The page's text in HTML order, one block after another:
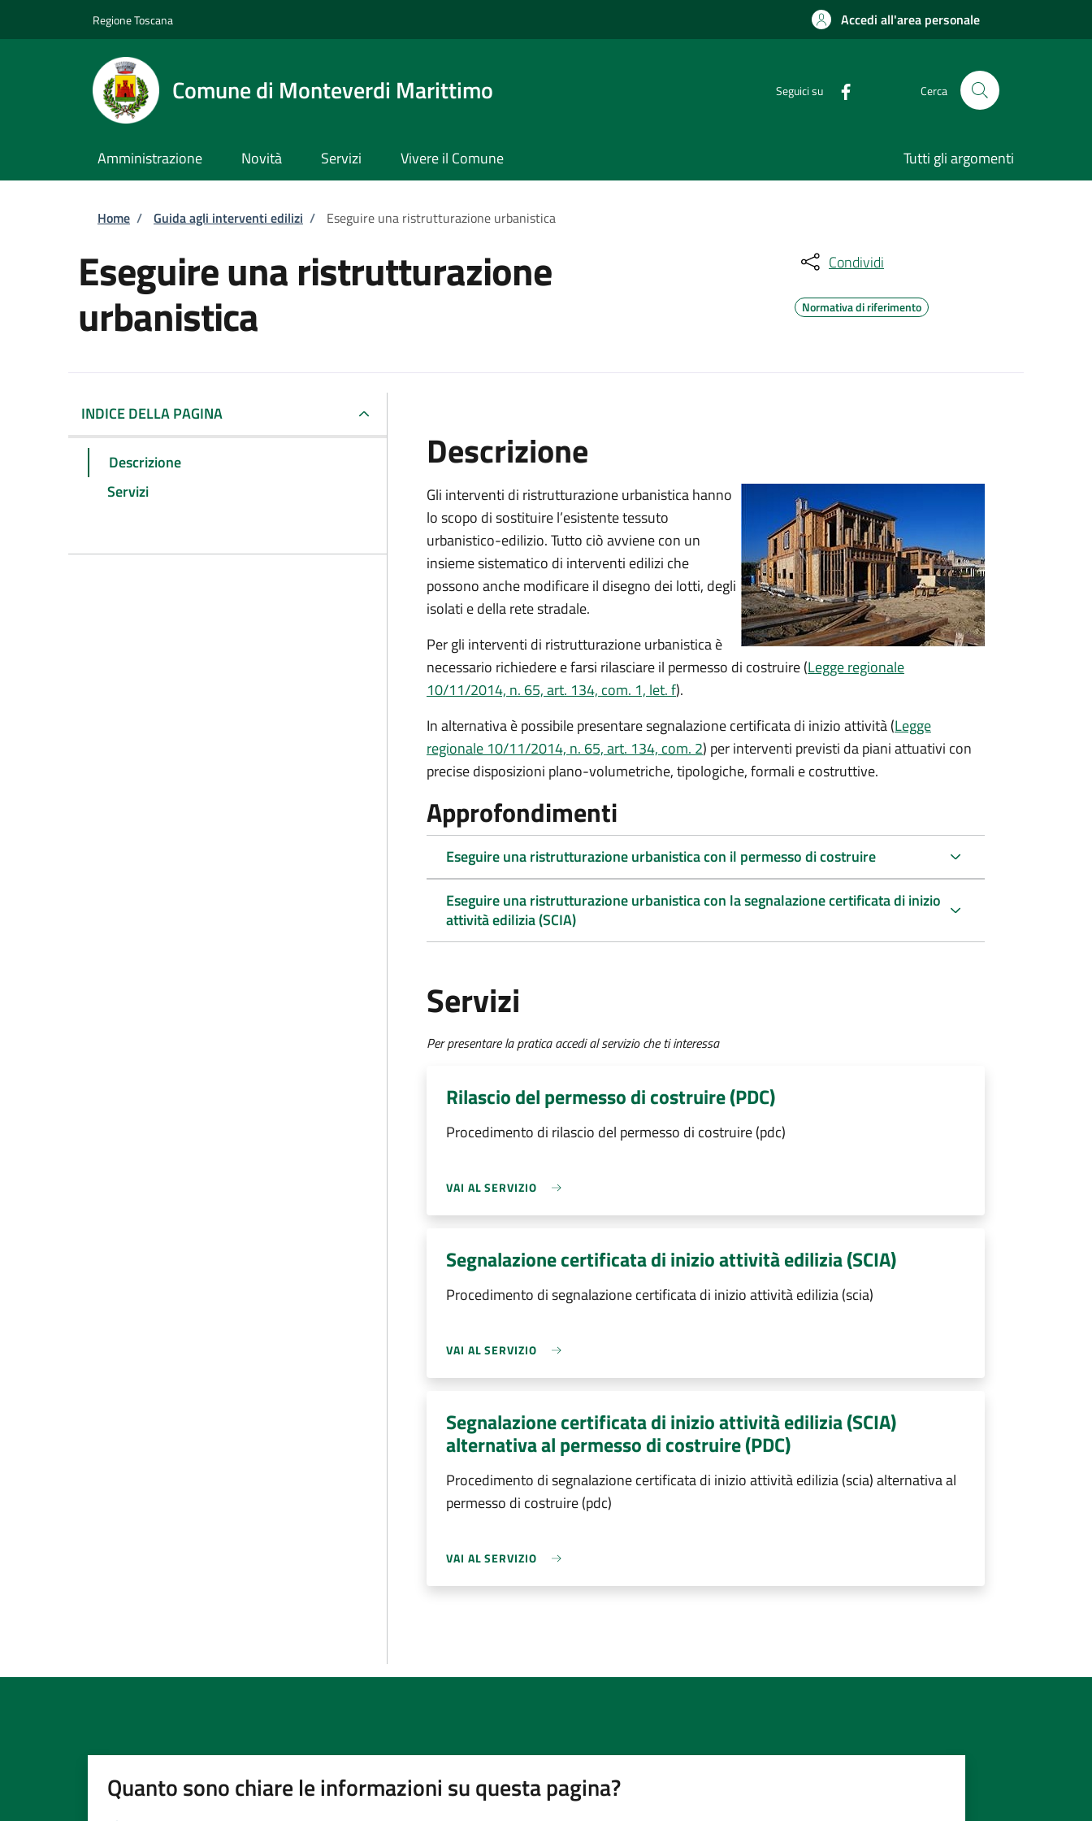
Regione Toscana Accedi all'area personale
Comune di Monteverdi Marittimo Seguici su Cerca
Amministrazione Novità Servizi Vivere il Comune Tutti gli argomenti
Briciole di pane
Home / Guida agli interventi edilizi / Eseguire una ristrutturazione urbanistica
Eseguire una ristrutturazione
urbanistica
Condividi
Normativa di riferimento
INDICE DELLA PAGINA
Descrizione
Servizi
Descrizione
Gli interventi di ristrutturazione urbanistica hanno
lo scopo di sostituire l’esistente tessuto
urbanistico-edilizio. Tutto ciò avviene con un
insieme sistematico di interventi edilizi che
possono anche modificare il disegno dei lotti, degli
isolati e della rete stradale.
Per gli interventi di ristrutturazione urbanistica è
necessario richiedere e farsi rilasciare il permesso di costruire (Legge regionale
10/11/2014, n. 65, art. 134, com. 1, let. f).
In alternativa è possibile presentare segnalazione certificata di inizio attività (Legge
regionale 10/11/2014, n. 65, art. 134, com. 2) per interventi previsti da piani attuativi con
precise disposizioni plano-volumetriche, tipologiche, formali e costruttive.
Approfondimenti
Eseguire una ristrutturazione urbanistica con il permesso di costruire
Eseguire una ristrutturazione urbanistica con la segnalazione certificata di inizio
attività edilizia (SCIA)
Servizi
Per presentare la pratica accedi al servizio che ti interessa
Rilascio del permesso di costruire (PDC)
Procedimento di rilascio del permesso di costruire (pdc)
VAI AL SERVIZIO
Segnalazione certificata di inizio attività edilizia (SCIA)
Procedimento di segnalazione certificata di inizio attività edilizia (scia)
VAI AL SERVIZIO
Segnalazione certificata di inizio attività edilizia (SCIA)
alternativa al permesso di costruire (PDC)
Procedimento di segnalazione certificata di inizio attività edilizia (scia) alternativa al
permesso di costruire (pdc)
VAI AL SERVIZIO
Quanto sono chiare le informazioni su questa pagina?